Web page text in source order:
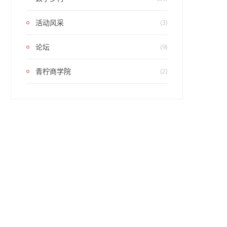
活动风采 (3)
论坛 (9)
青柠商学院 (2)